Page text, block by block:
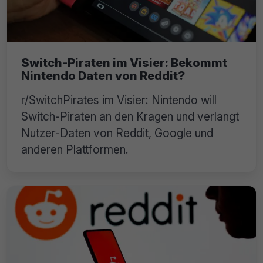
Switch-Piraten im Visier: Bekommt
Nintendo Daten von Reddit?
r/SwitchPirates im Visier: Nintendo will
Switch-Piraten an den Kragen und verlangt
Nutzer-Daten von Reddit, Google und
anderen Plattformen.